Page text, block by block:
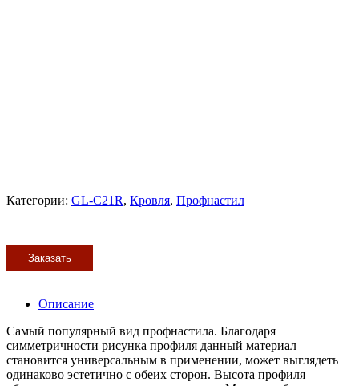
Категории: GL-С21R, Кровля, Профнастил
Заказать
Описание
Самый популярный вид профнастила. Благодаря
симметричности рисунка профиля данный материал
становится универсальным в применении, может выглядеть
одинаково эстетично с обеих сторон. Высота профиля